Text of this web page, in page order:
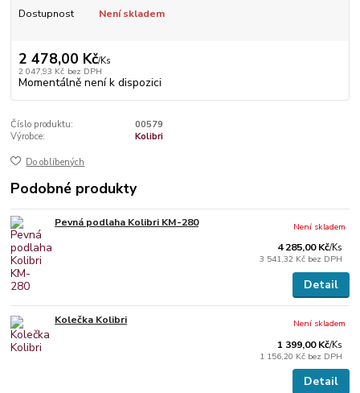
Dostupnost Není skladem
2 478,00 Kč/Ks
2 047,93 Kč bez DPH
Momentálně není k dispozici
Číslo produktu:
00579
Výrobce:
Kolibri
Do oblíbených
Podobné produkty
Pevná podlaha Kolibri KM-280
4 285,00 Kč/Ks
3 541,32 Kč bez DPH
Není skladem
Detail
Kolečka Kolibri
1 399,00 Kč/Ks
1 156,20 Kč bez DPH
Není skladem
Detail